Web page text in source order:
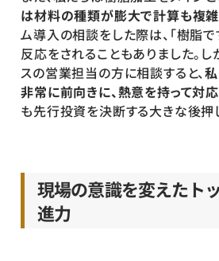
は材料の種類が膨大で計算も複雑
ム導入の相談をした際は、「樹脂
反応をされることもありました。し
スの営業担当の方に相談すると、
非常に前向きに、熱意を持って対応
も先行投資を決断する大きな後押
現場の意識を変えたト
進力